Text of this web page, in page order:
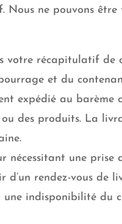
ne pouvons être
votre récapitulatif de
et du
expédié au
des produits. La
une prise
d’un rendez-vous
indisponibilité du